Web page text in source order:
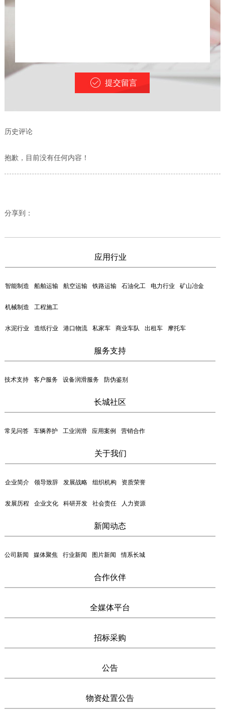
提交留言
历史评论
抱歉，目前没有任何内容！
分享到：
应用行业
智能制造 船舶运输 航空运输 铁路运输 石油化工 电力行业 矿山冶金
机械制造 工程施工
水泥行业 造纸行业 港口物流 私家车 商业车队 出租车 摩托车
服务支持
技术支持 客户服务 设备润滑服务 防伪鉴别
长城社区
常见问答 车辆养护 工业润滑 应用案例 营销合作
关于我们
企业简介 领导致辞 发展战略 组织机构 资质荣誉
发展历程 企业文化 科研开发 社会责任 人力资源
新闻动态
公司新闻 媒体聚焦 行业新闻 图片新闻 情系长城
合作伙伴
全媒体平台
招标采购
公告
物资处置公告